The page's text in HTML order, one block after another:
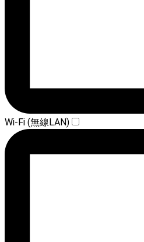
Wi-Fi (無線LAN)